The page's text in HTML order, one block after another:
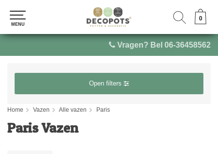
Vragen? Bel 06-36458562
0
MENU
0
MENU
Open filters
Home Vazen Alle vazen Paris
Paris Vazen